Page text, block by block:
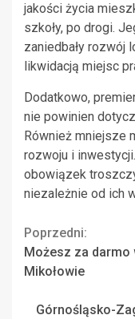
jakości życia
szkoły, po drogi.
zaniedbały rozwój
likwidacją miejsc
Dodatkowo,
nie powinien
Również mniejsze
rozwoju i
obowiązek
niezależnie od ich
Continue
Reading
Poprzedni:
Możesz za
Mikołowie
Górnośląsko-